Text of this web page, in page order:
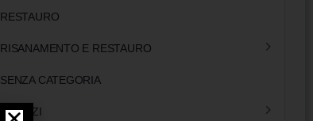
RESTAURO
RISANAMENTO E RESTAURO
SENZA CATEGORIA
SERVIZI